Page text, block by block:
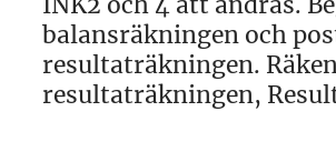
balansräkningen och
resultaträkningen.
resultaträkningen,